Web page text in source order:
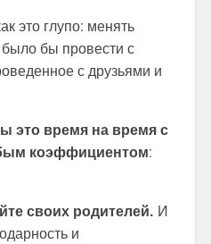
это глупо: менять
бы провести с
с друзьями и
это время на время с
коэффициентом:
своих родителей. И
и